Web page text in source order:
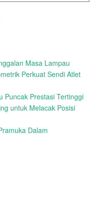
Masa Lampau
Perkuat Sendi Atlet
Puncak Prestasi Tertinggi
untuk Melacak Posisi
Dalam